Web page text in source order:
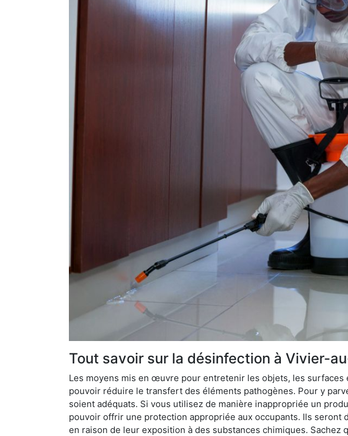
Tout savoir sur la désinfection à Vivier-
Les moyens mis en œuvre pour entretenir les objets, les
pouvoir réduire le transfert des éléments pathogènes. Pour y
soient adéquats. Si vous utilisez de manière inappropriée un
pouvoir offrir une protection appropriée aux occupants. Ils
en raison de leur exposition à des substances chimiques.